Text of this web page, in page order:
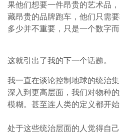
果他们想要一件昂贵的艺术品
藏昂贵的品牌跑车，他们只需
多少并不重要，只是一个数字而
这就引出了我的下一个话题。
我一直在谈论控制地球的统治
深入到更高层面，我们对物种
模糊。甚至连人类的定义都开始
处于这些统治层面的人觉得自